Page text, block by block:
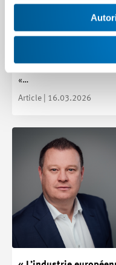
prototypage
peuvent-elles tester
innovantes ? Le laboratoire
«…
Article | 16.03.2026